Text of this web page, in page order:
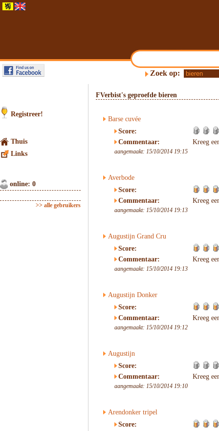
Zoek op:
Registreer!
Thuis
Links
online: 0
>> alle gebruikers
FVerbist's geproefde bieren
Barse cuvée
Score:
Commentaar:
Kreeg
aangemaakt: 15/10/2014 19:15
Averbode
Score:
Commentaar:
Kreeg
aangemaakt: 15/10/2014 19:13
Augustijn Grand Cru
Score:
Commentaar:
Kreeg
aangemaakt: 15/10/2014 19:13
Augustijn Donker
Score:
Commentaar:
Kreeg
aangemaakt: 15/10/2014 19:12
Augustijn
Score:
Commentaar:
Kreeg
aangemaakt: 15/10/2014 19:10
Arendonker tripel
Score: